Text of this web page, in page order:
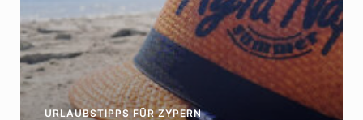
URLAUBSTIPPS FÜR ZYPERN